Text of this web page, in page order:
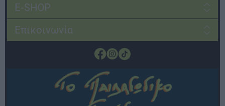
E-SHOP
Επικοινωνία